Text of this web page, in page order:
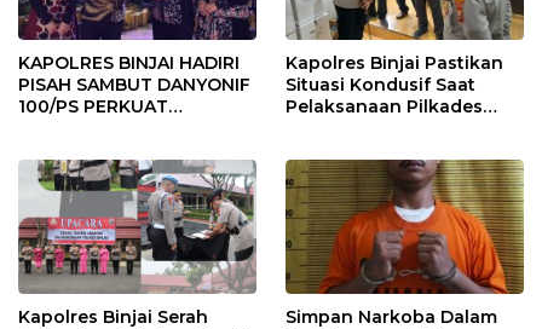
KAPOLRES BINJAI HADIRI
PISAH SAMBUT DANYONIF
100/PS PERKUAT
Kapolres Binjai Pastikan
Situasi Kondusif Saat
Pelaksanaan Pilkades
Kapolres Binjai Serah
Simpan Narkoba Dalam